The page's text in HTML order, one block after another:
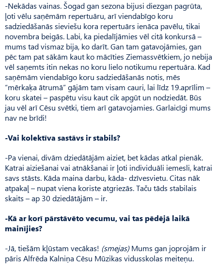
-Nekādas vainas. Šogad gan sezona bijusi diezgan pagrūta,
ļoti vēlu saņēmām repertuāru, arī viendabīgo koru
sadziedāšanās sieviešu kora repertuārs ienāca pavēlu, tikai
novembra beigās. Labi, ka piedalījāmies vēl citā konkursā –
mums tad vismaz bija, ko darīt. Gan tam gatavojāmies, gan
pēc tam pat sākām kaut ko mācīties Ziemassvēt­kiem, jo nebija
vēl saņemts itin nekas no koru lielo notikumu repertuāra. Kad
saņēmām viendabīgo koru sadziedāšanās notis, mēs
“mērkaķa ātrumā” gājām tam visam cauri, lai līdz 19.aprīlim –
koru skatei – paspētu visu kaut cik apgūt un nodziedāt. Būs
jau vēl arī Cēsu svētki, tiem arī gatavojamies. Garlaicīgi mums
nav ne brīdi!
-Vai kolektīva sastāvs ir stabils?
-Pa vienai, divām dziedātājām aiziet, bet kādas atkal pienāk.
Katrai aiziešanai vai atnākšanai ir ļoti individuāli iemesli, katrai
savs stāsts. Kāda maina darbu, kāda- dzīvesvietu. Citas nāk
atpakaļ – nupat viena koriste atgriezās. Taču tāds stabilais
skaits – ap 30 dziedātājām – ir.
-Kā ar korī pārstāvēto vecumu, vai tas pēdējā laikā
mainījies?
-Jā, tiešām kļūstam vecākas! (smejas)Mums gan joprojām ir
pāris Alfrēda Kalniņa Cēsu Mū­zikas vidusskolas meiteņu.